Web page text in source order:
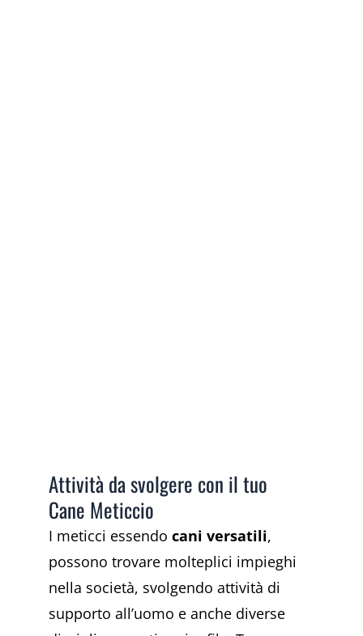
Attività da svolgere con il tuo
Cane Meticcio
I meticci essendo cani versatili,
possono trovare molteplici impieghi
nella società, svolgendo attività di
supporto all’uomo e anche diverse